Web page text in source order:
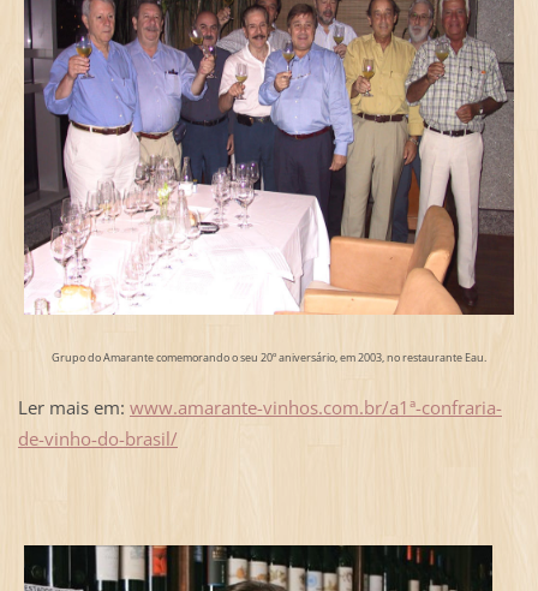
Grupo do Amarante comemorando o seu 20º aniversário, em 2003, no restaurante Eau.
Ler mais em: www.amarante-vinhos.com.br/a1ª-confraria-
de-vinho-do-brasil/